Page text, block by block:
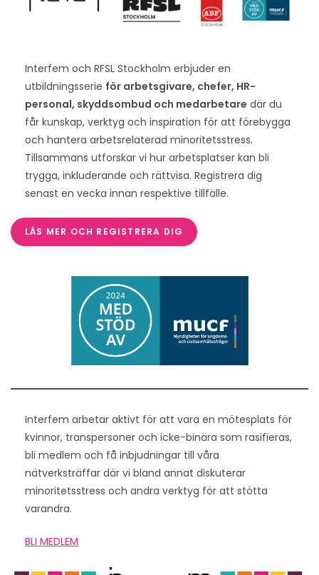
Interfem och RFSL Stockholm erbjuder en
utbildningsserie för arbetsgivare, chefer, HR-
personal, skyddsombud och medarbetare där du
får kunskap, verktyg och inspiration för att förebygga
och hantera arbetsrelaterad minoritetsstress.
Tillsammans utforskar vi hur arbetsplatser kan bli
trygga, inkluderande och rättvisa. Registrera dig
senast en vecka innan respektive tillfälle.
LÄS MER OCH REGISTRERA DIG
Interfem arbetar aktivt för att vara en mötesplats för
kvinnor, transpersoner och icke-binära som rasifieras,
bli medlem och få inbjudningar till våra
nätverksträffar där vi bland annat diskuterar
minoritetsstress och andra verktyg för att stötta
varandra.
BLI MEDLEM